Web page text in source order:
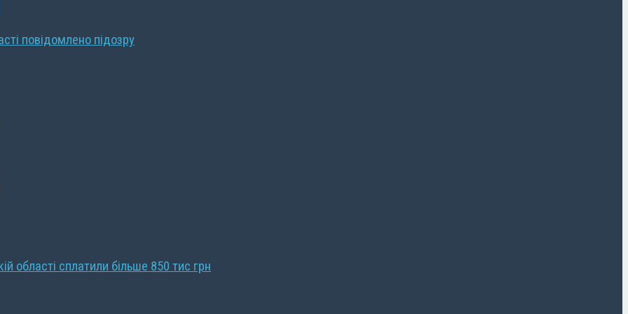
повідомлено підозру
області сплатили більше 850 тис грн